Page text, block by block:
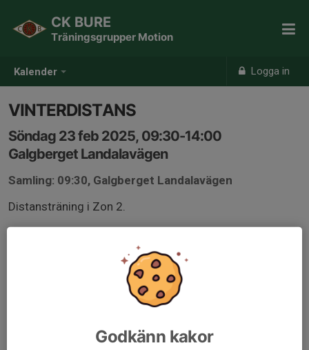
Kalender Logga in
CK BURE
Träningsgrupper Motion
VINTERDISTANS
Söndag 23 feb 2025, 09:30-14:00
Galgberget Landalavägen
Samling: 09:30, Galgberget Landalavägen
Distansträning i Zon 2.
rundan är 2-5h ofta med fika paus.
Skärmar med kompislapp vid blöt väderlek, alternativt
får man lägga sig sist. Dubbdäck vid behov.
Godkänn kakor